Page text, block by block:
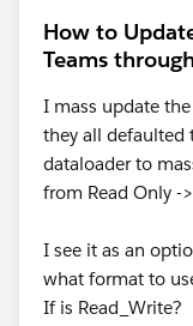
How to
Teams
I mass update
they all defaulted
dataloader to
from Read Only -
I see it as an
what format to
If is Read_Write?